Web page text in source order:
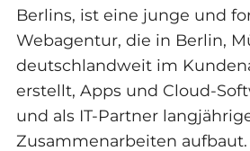
Berlins, ist eine junge und
Webagentur, die in Berlin,
deutschlandweit im
erstellt, Apps und Cloud-
und als IT-Partner
Zusammenarbeiten aufbaut.